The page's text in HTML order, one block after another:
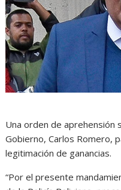
Una orden de aprehensión
Gobierno, Carlos Romero,
legitimación de ganancias.
“Por el presente